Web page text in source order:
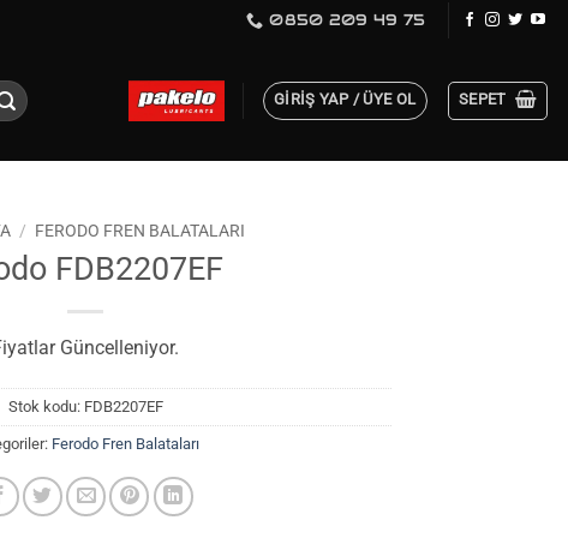
0850 209 49 75
GIRIŞ YAP / ÜYE OL SEPET
/ FERODO FREN BALATALARI
FDB2207EF
Güncelleniyor.
Stok kodu: FDB2207EF
Ferodo Fren Balataları